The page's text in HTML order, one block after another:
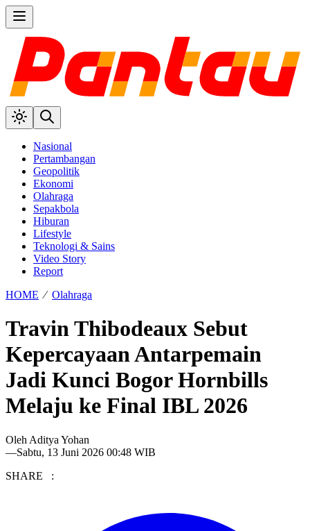
Nasional
Pertambangan
Geopolitik
Ekonomi
Olahraga
Sepakbola
Hiburan
Lifestyle
Teknologi & Sains
Video Story
Report
HOME ⁄ Olahraga
Travin Thibodeaux Sebut
Kepercayaan Antarpemain
Jadi Kunci Bogor Hornbills
Melaju ke Final IBL 2026
Oleh Aditya Yohan
—Sabtu, 13 Juni 2026 00:48 WIB
SHARE :